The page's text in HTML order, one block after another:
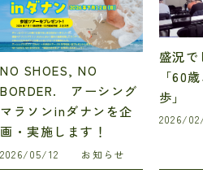
NO SHOES, NO
BORDER. アーシング
マラソンinダナンを企
画・実施します！
2026/05/12 お知らせ
盛況で
「60
歩」
2026/